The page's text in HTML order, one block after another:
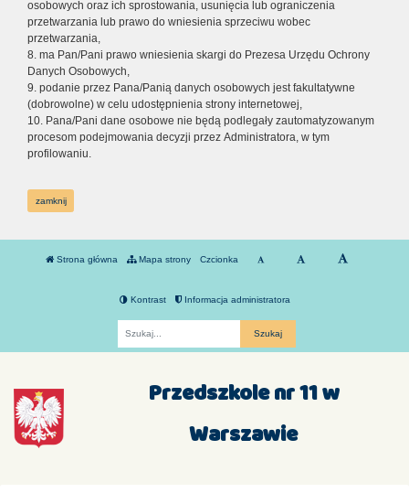
osobowych oraz ich sprostowania, usunięcia lub ograniczenia
przetwarzania lub prawo do wniesienia sprzeciwu wobec
przetwarzania,
8. ma Pan/Pani prawo wniesienia skargi do Prezesa Urzędu Ochrony
Danych Osobowych,
9. podanie przez Pana/Panią danych osobowych jest fakultatywne
(dobrowolne) w celu udostępnienia strony internetowej,
10. Pana/Pani dane osobowe nie będą podlegały zautomatyzowanym
procesom podejmowania decyzji przez Administratora, w tym
profilowaniu.
zamknij
Strona główna Mapa strony Czcionka
Kontrast Informacja administratora
Przedszkole nr 11 w
Warszawie